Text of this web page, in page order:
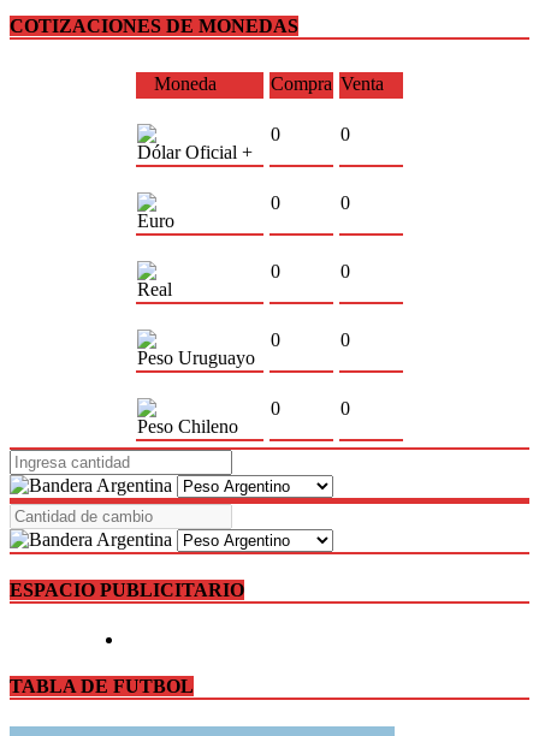
COTIZACIONES DE MONEDAS
Moneda Compra Venta
Dólar Oficial +
0 0
Euro
0 0
Real
0 0
Peso Uruguayo
0 0
Peso Chileno
0 0
ESPACIO PUBLICITARIO
TABLA DE FUTBOL